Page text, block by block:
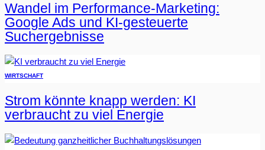
Wandel im Performance-Marketing:
Google Ads und KI-gesteuerte
Suchergebnisse
WIRTSCHAFT
Strom könnte knapp werden: KI
verbraucht zu viel Energie